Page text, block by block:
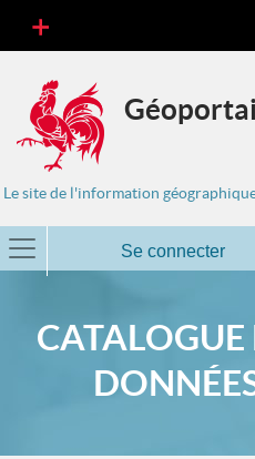
Le site de l'information
Se connecter
CATALOGUE